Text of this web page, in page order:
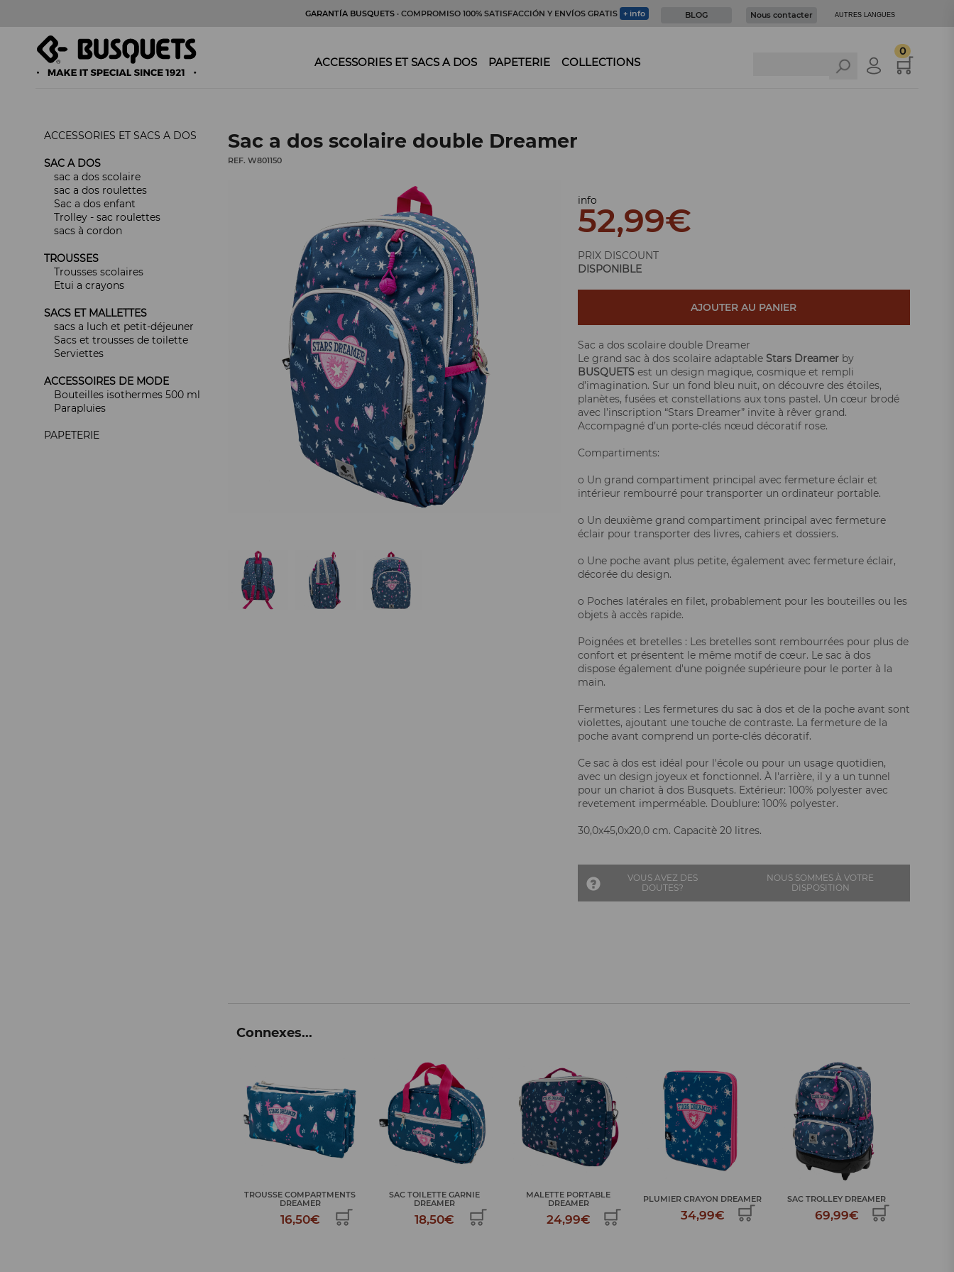
GARANTÍA BUSQUETS · COMPROMISO 100% SATISFACCIÓN Y ENVÍOS GRATIS + info BLOG Nous contacter AUTRES LANGUES
ACCESSORIES ET SACS A DOS PAPETERIE COLLECTIONS
0
ACCESSORIES ET SACS A DOS
SAC A DOS
sac a dos scolaire
sac a dos roulettes
Sac a dos enfant
Trolley - sac roulettes
sacs à cordon
TROUSSES
Trousses scolaires
Etui a crayons
SACS ET MALLETTES
sacs a luch et petit-déjeuner
Sacs et trousses de toilette
Serviettes
ACCESSOIRES DE MODE
Bouteilles isothermes 500 ml
Parapluies
PAPETERIE
Sac a dos scolaire double Dreamer
REF. W801150
info
52,99€
PRIX DISCOUNT
DISPONIBLE
AJOUTER AU PANIER
Sac a dos scolaire double Dreamer
Le grand sac à dos scolaire adaptable Stars Dreamerby
BUSQUETSest un design magique, cosmique et rempli
d’imagination. Sur un fond bleu nuit, on découvre des étoiles,
planètes, fusées et constellations aux tons pastel. Un cœur brodé
avec l’inscription “Stars Dreamer” invite à rêver grand.
Accompagné d’un porte-clés nœud décoratif rose.
Compartiments:
o Un grand compartiment principal avec fermeture éclair et
intérieur rembourré pour transporter un ordinateur portable.
o Un deuxième grand compartiment principal avec fermeture
éclair pour transporter des livres, cahiers et dossiers.
o Une poche avant plus petite, également avec fermeture éclair,
décorée du design.
o Poches latérales en filet, probablement pour les bouteilles ou les
objets à accès rapide.
Poignées et bretelles : Les bretelles sont rembourrées pour plus de
confort et présentent le même motif de cœur. Le sac à dos
dispose également d'une poignée supérieure pour le porter à la
main.
Fermetures : Les fermetures du sac à dos et de la poche avant sont
violettes, ajoutant une touche de contraste. La fermeture de la
poche avant comprend un porte-clés décoratif.
Ce sac à dos est idéal pour l'école ou pour un usage quotidien,
avec un design joyeux et fonctionnel. À l'arrière, il y a un tunnel
pour un chariot à dos Busquets. Extérieur: 100% polyester avec
revetement imperméable. Doublure: 100% polyester.
30,0x45,0x20,0 cm. Capacitè 20 litres.
VOUS AVEZ DES
DOUTES?
NOUS SOMMES À VOTRE
DISPOSITION
Connexes...
SAC TOILETTE GARNIE
DREAMER
18,50€
MALETTE PORTABLE
DREAMER
24,99€
PLUMIER CRAYON DREAMER
34,99€
SAC TROLLEY DREAMER
69,99€
SAC A DOS SCOLAIRE
DREAMER
39,99€